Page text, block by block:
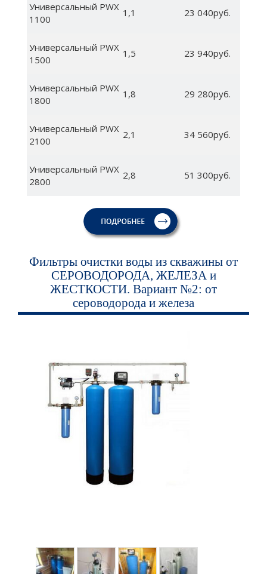
Универсальный PWX
1100
1,1 23 040руб.
Универсальный PWX
1500
1,5 23 940руб.
Универсальный PWX
1800
1,8 29 280руб.
Универсальный PWX
2100
2,1 34 560руб.
Универсальный PWX
2800
2,8 51 300руб.
Фильтры очистки воды из скважины от
СЕРОВОДОРОДА, ЖЕЛЕЗА и
ЖЕСТКОСТИ. Вариант №2: от
сероводорода и железа